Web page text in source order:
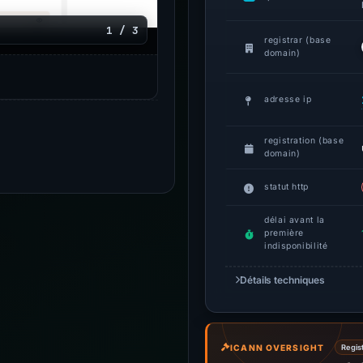
1 / 3
registrar (base
domain)
adresse ip
registration (base
domain)
statut http
délai avant la
première
indisponibilité
Détails techniques
ICANN OVERSIGHT